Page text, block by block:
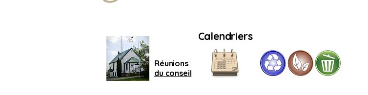
Calendriers
Réunions
du conseil